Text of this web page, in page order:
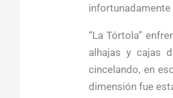
“La Tórtola”
alhajas y cajas
cincelando, en
dimensión fue